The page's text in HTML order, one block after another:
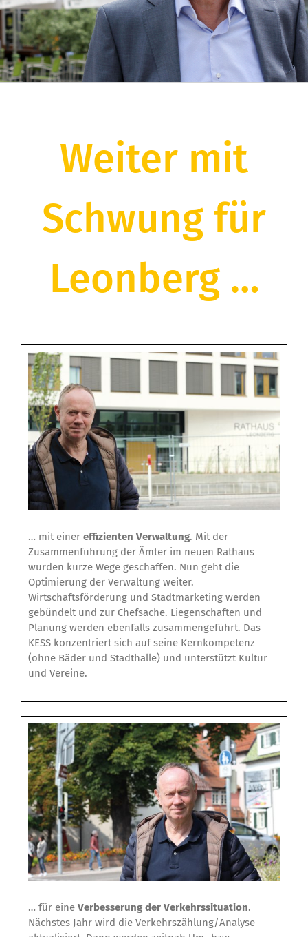
Weiter mit
Schwung für
Leonberg …
… mit einer effizienten Verwaltung. Mit der
Zusammenführung der Ämter im neuen Rathaus
wurden kurze Wege geschaffen. Nun geht die
Optimierung der Verwaltung weiter.
Wirtschaftsförderung und Stadtmarketing werden
gebündelt und zur Chefsache. Liegenschaften und
Planung werden ebenfalls zusammengeführt. Das
KESS konzentriert sich auf seine Kernkompetenz
(ohne Bäder und Stadthalle) und unterstützt Kultur
und Vereine.
… für eine Verbesserung der Verkehrssituation.
Nächstes Jahr wird die Verkehrszählung/Analyse